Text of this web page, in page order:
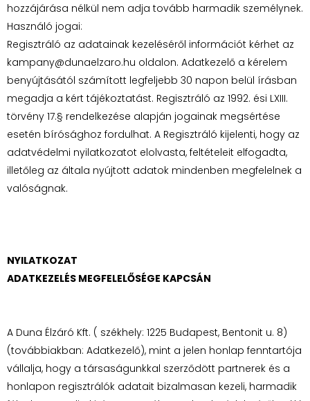
hozzájárása nélkül nem adja tovább harmadik személynek.
Használó jogai:
Regisztráló az adatainak kezeléséről információt kérhet az
kampany@dunaelzaro.hu oldalon. Adatkezelő a kérelem
benyújtásától számított legfeljebb 30 napon belül írásban
megadja a kért tájékoztatást. Regisztráló az 1992. ési LXIII.
törvény 17.§ rendelkezése alapján jogainak megsértése
esetén bírósághoz fordulhat. A Regisztráló kijelenti, hogy az
adatvédelmi nyilatkozatot elolvasta, feltételeit elfogadta,
illetőleg az általa nyújtott adatok mindenben megfelelnek a
valóságnak.
NYILATKOZAT
ADATKEZELÉS MEGFELELŐSÉGE KAPCSÁN
A Duna Élzáró Kft. ( székhely: 1225 Budapest, Bentonit u. 8)
(továbbiakban: Adatkezelő), mint a jelen honlap fenntartója
vállalja, hogy a társaságunkkal szerződött partnerek és a
honlapon regisztrálók adatait bizalmasan kezeli, harmadik